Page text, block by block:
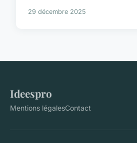
29 décembre 2025
Ideespro
Mentions légalesContact